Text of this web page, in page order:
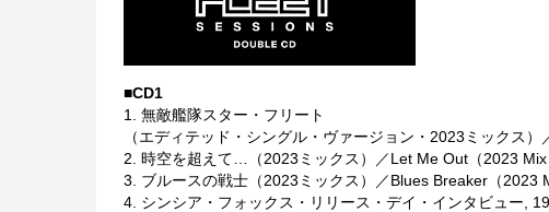
■CD1
1. 無敵艦隊スター・フリート
（エディテッド・シングル・ヴァージョン・2023ミックス
2. 時空を超えて…（2023ミックス）／Let Me Out（2023 Mix
3. ブルースの戦士（2023ミックス）／Blues Breaker（2023
4. シンシア・フォックス・リリース・デイ・インタビュー,